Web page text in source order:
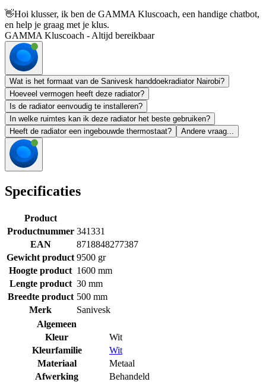
👋Hoi klusser, ik ben de GAMMA Kluscoach, een handige chatbot,
en help je graag met je klus.
GAMMA Kluscoach - Altijd bereikbaar
Wat is het formaat van de Sanivesk handdoekradiator Nairobi?
Hoeveel vermogen heeft deze radiator?
Is de radiator eenvoudig te installeren?
In welke ruimtes kan ik deze radiator het beste gebruiken?
Heeft de radiator een ingebouwde thermostaat?
Andere vraag...
Specificaties
Product
Productnummer 341331
EAN
8718848277387
Gewicht product 9500 gr
Hoogte product 1600 mm
Lengte product 30 mm
Breedte product 500 mm
Merk
Sanivesk
Algemeen
Kleur
Wit
Kleurfamilie
Wit
Materiaal
Metaal
Afwerking
Behandeld